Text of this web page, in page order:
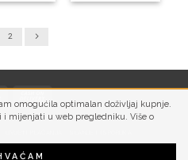
omogućila optimalan doživljaj kupnje.
i mijenjati u web pregledniku. Više o
2